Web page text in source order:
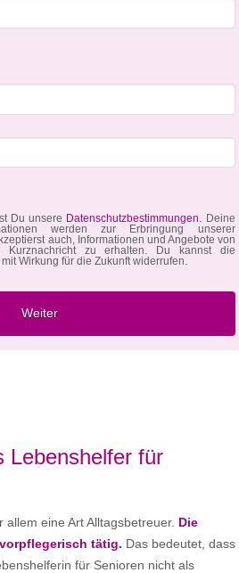
Du unsere Datenschutzbestimmungen. Deine
werden zur Erbringung unserer
auch, Informationen und Angebote von
zu erhalten. Du kannst die
Wirkung für die Zukunft widerrufen.
Lebenshelfer für
eine Art Alltagsbetreuer. Die
tätig. Das bedeutet, dass
für Senioren nicht als